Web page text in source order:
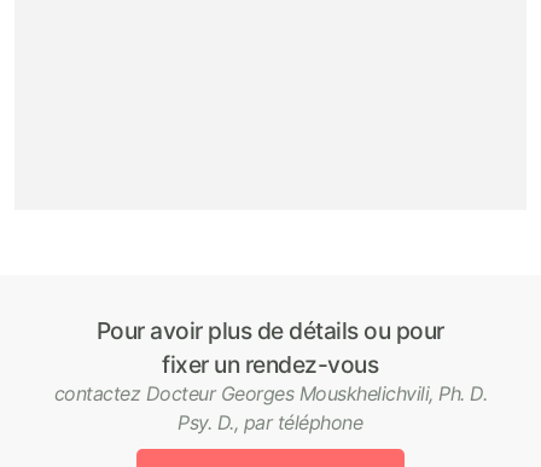
Pour avoir plus de détails ou pour
fixer un rendez-vous
contactez Docteur Georges Mouskhelichvili, Ph. D.
Psy. D., par téléphone